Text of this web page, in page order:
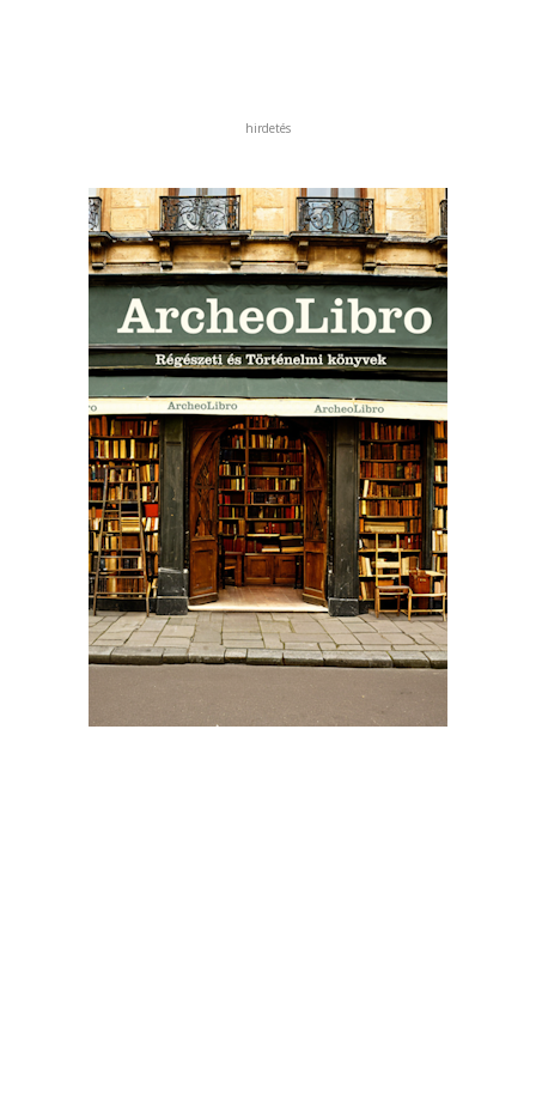
hirdetés